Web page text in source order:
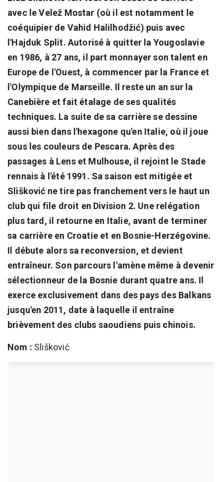
avec le Velež Mostar (où il est notamment le
coéquipier de Vahid Halilhodžić) puis avec
l'Hajduk Split. Autorisé à quitter la Yougoslavie
en 1986, à 27 ans, il part monnayer son talent en
Europe de l'Ouest, à commencer par la France et
l'Olympique de Marseille. Il reste un an sur la
Canebière et fait étalage de ses qualités
techniques. La suite de sa carrière se dessine
aussi bien dans l'hexagone qu'en Italie, où il joue
sous les couleurs de Pescara. Après des
passages à Lens et Mulhouse, il rejoint le Stade
rennais à l'été 1991. Sa saison est mitigée et
Slišković ne tire pas franchement vers le haut un
club qui file droit en Division 2. Une relégation
plus tard, il retourne en Italie, avant de terminer
sa carrière en Croatie et en Bosnie-Herzégovine.
Il débute alors sa reconversion, et devient
entraîneur. Son parcours l'amène même à devenir
sélectionneur de la Bosnie durant quatre ans. Il
exerce exclusivement dans des pays des Balkans
jusqu'en 2011, date à laquelle il entraîne
brièvement des clubs saoudiens puis chinois.
Nom : Slišković